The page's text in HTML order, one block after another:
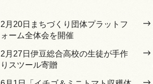
2月20日まちづくり団体プラットフ
ォーム全体会を開催
2月27日伊豆総合高校の生徒が手作
りスツール寄贈